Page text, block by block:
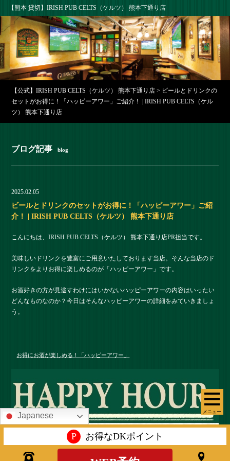
【熊本 貸切】IRISH PUB CELTS（ケルツ） 熊本下通り店
メニュー
【公式】IRISH PUB CELTS（ケルツ） 熊本下通り店 > ビールとドリンクの
セットがお得に！「ハッピーアワー」ご紹介！ | IRISH PUB CELTS（ケル
ツ） 熊本下通り店
ブログ記事 blog
2025.02.05
ビールとドリンクのセットがお得に！「ハッピーアワー」ご紹
介！ | IRISH PUB CELTS（ケルツ） 熊本下通り店
こんにちは、IRISH PUB CELTS（ケルツ） 熊本下通り店PR担当です。
美味しいドリンクを豊富にご用意いたしております当店。そんな当店のド
リンクをよりお得に楽しめるのが「ハッピーアワー」です。
お酒好きの方が見逃すわけにはいかないハッピーアワーの内容はいったい
どんなものなのか？今日はそんなハッピーアワーの詳細をみていきましょ
う。
お得にお酒が楽しめる！「ハッピーアワー」
Japanese
P お得なDKポイント